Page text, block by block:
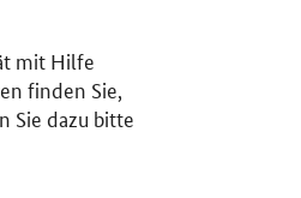
mit Hilfe
finden Sie,
Sie dazu bitte